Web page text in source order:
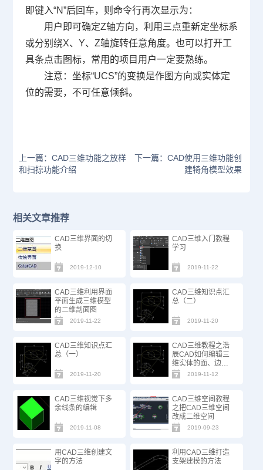
即键入“N”后回车，则命令行再次显示为：
用户即可确定Z轴方向，利用三点重新定坐标系
或分别绕X、 Y、 Z轴旋转任意角度。也可以打开工
具条点击图标，常用的项目用户一定要熟练。
注意：坐标“UCS”的变换是作图方向或实体定
位的需要，不可任意倾斜。
上一篇：CAD三维功能之放样
和扫掠功能介绍
下一篇：CAD使用三维功能创
建犄角模型效果
相关文章推荐
CAD三维界面的切
换
2019-12-10
CAD三维入门教程
学习
2019-11-22
CAD三维利用界面
平面生成三维模型
的二维剖面图
2019-11-22
CAD三维知识点汇
总（二）
2019-11-20
CAD三维知识点汇
总（一）
2019-11-20
CAD三维教程之浩
辰CAD如何编辑三
维实体的面、边、
体
2019-11-12
CAD三维视觉下多
余线条的编辑
2019-11-08
CAD三维空间教程
之把CAD三维空间
改成二维空间
2019-09-23
用CAD三维创建文
字的方法
利用CAD三维打造
支架建模的方法